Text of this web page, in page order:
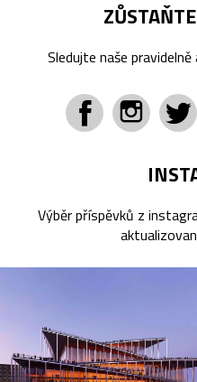
Sledujte naše
Výběr příspěvků z